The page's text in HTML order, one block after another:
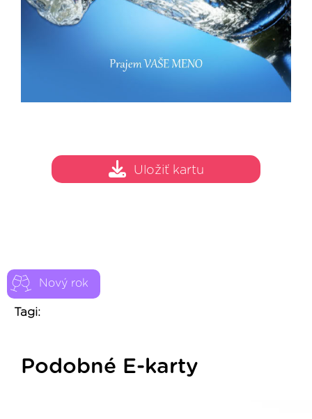
Nový rok
Tagi:
Uložiť kartu
Podobné E-karty